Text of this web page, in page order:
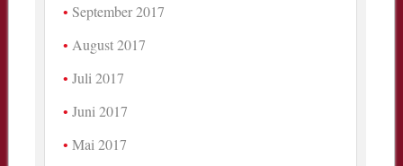
September 2017
August 2017
Juli 2017
Juni 2017
Mai 2017